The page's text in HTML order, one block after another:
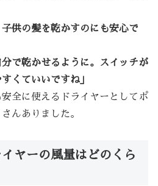
子供の髪を乾かすのにも安心で
分で乾かせるように。スイッチが
くていいですね」
全に使えるドライヤーとしてポ
んありました。
ヤーの風量はどのくら